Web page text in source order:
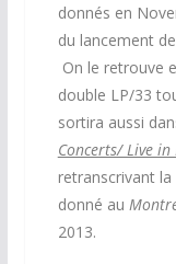
donnés en
du lancement
On le retrouve
double LP/33
sortira aussi
Concerts/ Live
retranscrivant
donné au
2013.